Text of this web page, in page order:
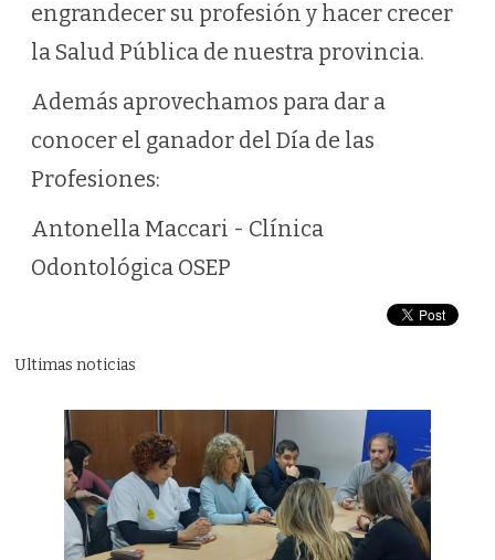
engrandecer su profesión y hacer crecer
la Salud Pública de nuestra provincia.
Además aprovechamos para dar a
conocer el ganador del Día de las
Profesiones:
Antonella Maccari - Clínica
Odontológica OSEP
Ultimas noticias